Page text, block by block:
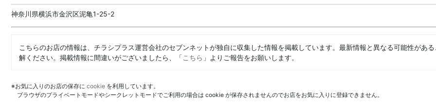
神奈川県横浜市金沢区泥亀1-25-2
こちらのお店の情報は、チラシプラス運営会社のセブンネットが独自に収集した情報を掲載しています。最新情報と異なる可能性があ
解ください。掲載情報に間違いがございましたら、「こちら 」よりご報告をお願いします。
※お気に入りのお店の保存に cookie を利用しています。
ブラウザのプライベートモードやシークレットモードでご利用の場合は cookie が保存されませんのでお店をお気に入りに登録できません。